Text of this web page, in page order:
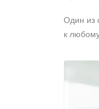
Один из
к